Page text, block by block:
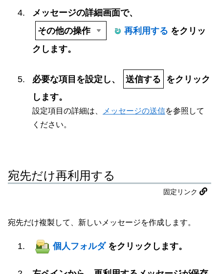
メッセージの詳細画面で、
その他の操作
再利用する をクリッ
クします。
必要な項目を設定し、 送信する
をクリック
します。
設定項目の詳細は、 メッセージの送信を参照して
ください。
宛先だけ再利用する
固定リンク
宛先だけ複製して、新しいメッセージを作成します。
個人フォルダ をクリックします。